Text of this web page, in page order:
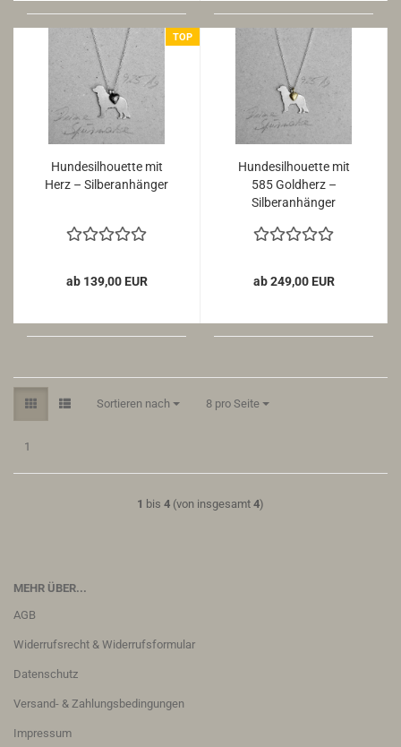
TOP
Hundesilhouette mit
Herz – Silberanhänger
ab 139,00 EUR
Hundesilhouette mit
585 Goldherz –
Silberanhänger
ab 249,00 EUR
Sortieren nach
Sortieren nach 8 pro Seite
pro Seite
1
1 bis 4 (von insgesamt 4)
MEHR ÜBER...
AGB
Widerrufsrecht & Widerrufsformular
Datenschutz
Versand- & Zahlungsbedingungen
Impressum